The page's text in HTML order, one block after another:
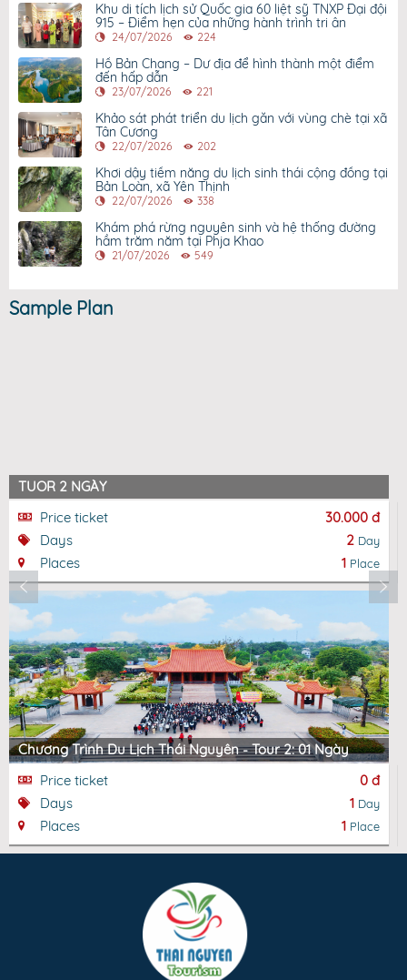
Khu di tích lịch sử Quốc gia 60 liệt sỹ TNXP Đại đội
915 – Điểm hẹn của những hành trình tri ân
24/07/2026 224
Hồ Bản Chang – Dư địa để hình thành một điểm
đến hấp dẫn
23/07/2026 221
Khảo sát phát triển du lịch gắn với vùng chè tại xã
Tân Cương
22/07/2026 202
Khơi dậy tiềm năng du lịch sinh thái cộng đồng tại
Bản Loàn, xã Yên Thịnh
22/07/2026 338
Khám phá rừng nguyên sinh và hệ thống đường
hầm trăm năm tại Phja Khao
21/07/2026 549
Sample Plan
TUOR 2 NGÀY
Price ticket
30.000 đ
Days
2 Day
Places 1 Place
Chương Trình Du Lịch Thái Nguyên - Tour 2: 01 Ngày
Price ticket
0 đ
Days
1 Day
Places 1 Place